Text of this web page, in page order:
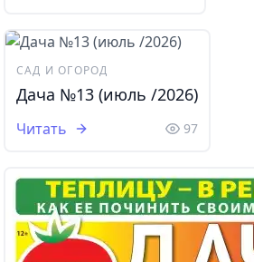
САД И ОГОРОД
Дача №13 (июль /2026)
Читать 97